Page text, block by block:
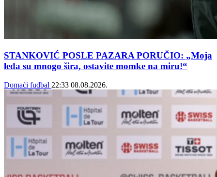
STANKOVIĆ POSLE PAZARA PORUČIO: „Moja
leđa su mnogo šira, ostavite momke na miru!“
Domaći fudbal 22:33 08.08.2026.